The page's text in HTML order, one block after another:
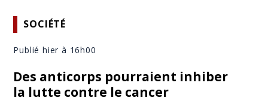
SOCIÉTÉ
Publié hier à 16h00
Des anticorps pourraient inhiber
la lutte contre le cancer